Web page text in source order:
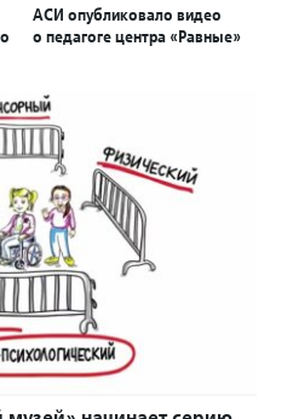
АСИ опубликовало видео
о педагоге центра «Равные»